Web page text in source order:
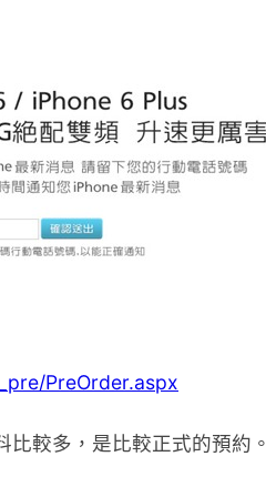
PreOrder.aspx
較多，是比較正式的預約。